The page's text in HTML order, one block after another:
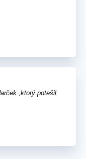
,ktorý potešil.